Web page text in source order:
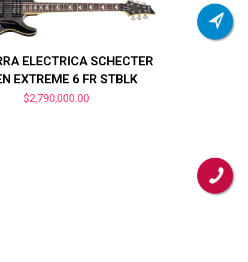
ELECTRICA SCHECTER
EXTREME 6 FR STBLK
$2,790,000.00